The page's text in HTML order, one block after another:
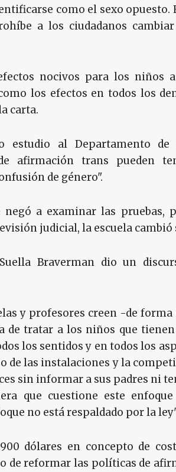
como el sexo opuesto.
a los ciudadanos
nocivos para los niños
los efectos en todos los
carta.
al Departamento de
afirmación trans pueden
de género".
a examinar las pruebas,
judicial, la escuela
Braverman dio un
y profesores creen -de
tratar a los niños que tienen
los sentidos y en todos los
de las instalaciones y la
sin informar a sus padres ni
que cuestione este enfoque
no está respaldado por la
dólares en concepto de
de reformar las políticas de